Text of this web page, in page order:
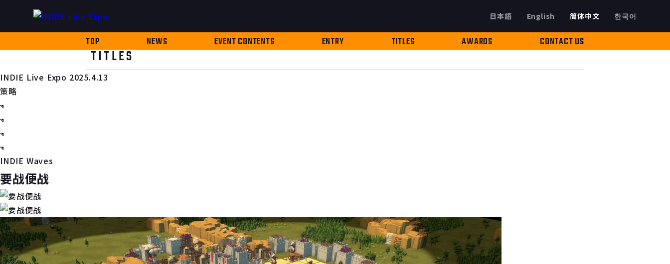
日本語 한국어
English 简体中文
TOP NEWS EVENT CONTENTS ENTRY TITLES AWARDS CONTACT US
TITLES
INDIE Live Expo 2025.4.13
策略
INDIE Waves
要战便战